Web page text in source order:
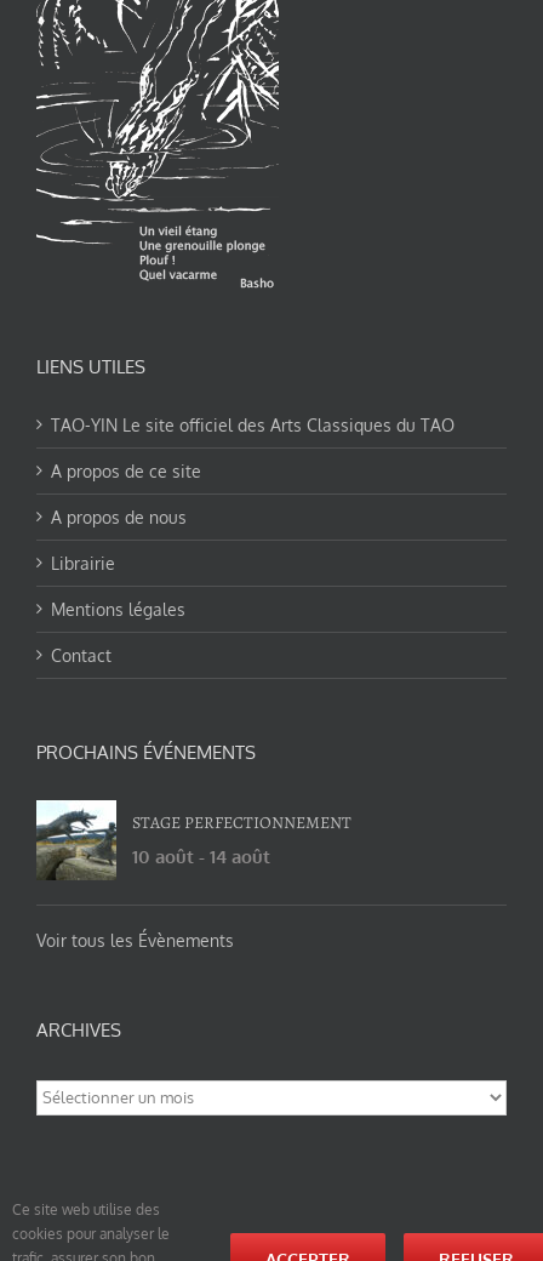
LIENS UTILES
TAO-YIN Le site officiel des Arts Classiques du TAO
A propos de ce site
A propos de nous
Librairie
Mentions légales
Contact
PROCHAINS ÉVÉNEMENTS
STAGE PERFECTIONNEMENT
10 août - 14 août
Voir tous les Évènements
ARCHIVES
Archives
© tao-yin.co © TAO-YIN.fr Georges Charles, Hormis les pages https://tao-yin.fr/georges-charles/
Ce site web utilise des
cookies pour analyser le